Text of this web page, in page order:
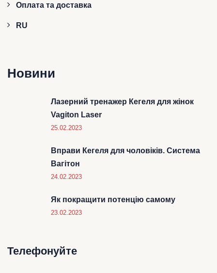
Оплата та доставка
RU
Новини
Лазерний тренажер Кегеля для жінок
Vagiton Laser
25.02.2023
Вправи Кегеля для чоловіків. Система
Вагітон
24.02.2023
Як покращити потенцію самому
23.02.2023
Телефонуйте